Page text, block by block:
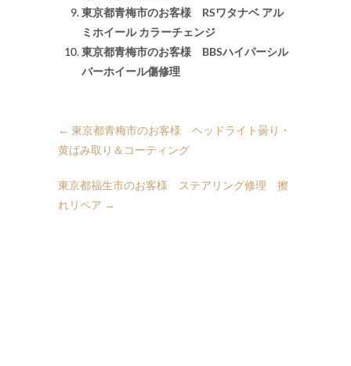
東京都青梅市のお客様 RSワタナベ アル
ミホイール カラーチェンジ
東京都青梅市のお客様 BBSハイパーシル
バーホイール傷修理
← 東京都青梅市のお客様 ヘッドライト曇り・
黄ばみ取り＆コーティング
東京都福生市のお客様 ステアリング修理 擦
れリペア →